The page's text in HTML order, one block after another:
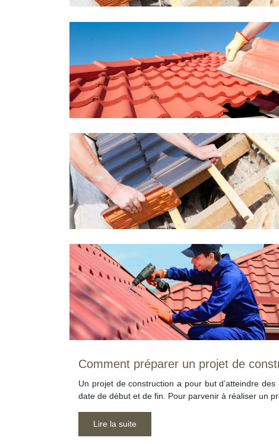
Comment préparer un projet de
Un projet de construction a pour but d’atteindre
date de début et de fin. Pour parvenir à réaliser un
Lire la suite